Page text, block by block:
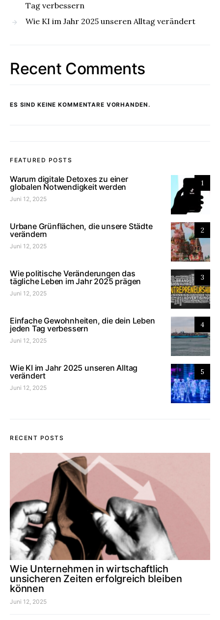
Tag verbessern
Wie KI im Jahr 2025 unseren Alltag verändert
Recent Comments
ES SIND KEINE KOMMENTARE VORHANDEN.
FEATURED POSTS
1
Warum digitale Detoxes zu einer
globalen Notwendigkeit werden
Juni 12, 2025
2
Urbane Grünflächen, die unsere Städte
verändern
Juni 12, 2025
3
Wie politische Veränderungen das
tägliche Leben im Jahr 2025 prägen
Juni 12, 2025
4
Einfache Gewohnheiten, die dein Leben
jeden Tag verbessern
Juni 12, 2025
5
Wie KI im Jahr 2025 unseren Alltag
verändert
Juni 12, 2025
RECENT POSTS
Wie Unternehmen in wirtschaftlich
unsicheren Zeiten erfolgreich bleiben
können
Juni 12, 2025